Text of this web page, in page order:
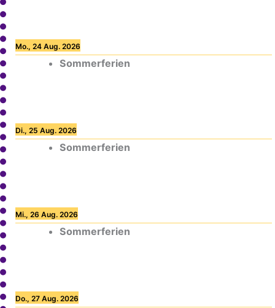
Mo., 24 Aug. 2026
Sommerferien
Di., 25 Aug. 2026
Sommerferien
Mi., 26 Aug. 2026
Sommerferien
Do., 27 Aug. 2026